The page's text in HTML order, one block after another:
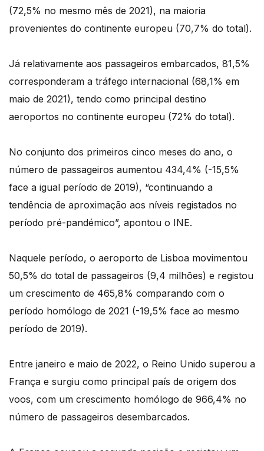
(72,5% no mesmo mês de 2021), na maioria
provenientes do continente europeu (70,7% do total).
Já relativamente aos passageiros embarcados, 81,5%
corresponderam a tráfego internacional (68,1% em
maio de 2021), tendo como principal destino
aeroportos no continente europeu (72% do total).
No conjunto dos primeiros cinco meses do ano, o
número de passageiros aumentou 434,4% (-15,5%
face a igual período de 2019), “continuando a
tendência de aproximação aos níveis registados no
período pré-pandémico”, apontou o INE.
Naquele período, o aeroporto de Lisboa movimentou
50,5% do total de passageiros (9,4 milhões) e registou
um crescimento de 465,8% comparando com o
período homólogo de 2021 (-19,5% face ao mesmo
período de 2019).
Entre janeiro e maio de 2022, o Reino Unido superou a
França e surgiu como principal país de origem dos
voos, com um crescimento homólogo de 966,4% no
número de passageiros desembarcados.